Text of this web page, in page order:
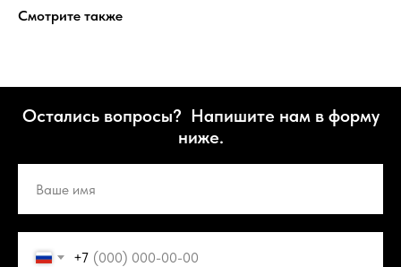
Смотрите также
Остались вопросы? Напишите нам в форму
ниже.
+7